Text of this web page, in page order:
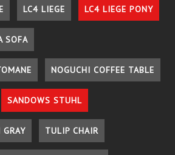
LC4 LIEGE LC4 LIEGE PONY
SOFA
NOGUCHI COFFEE TABLE
SANDOWS STUHL
TULIP CHAIR